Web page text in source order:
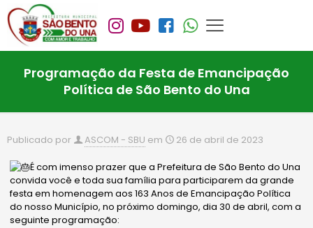
Programação da Festa de Emancipação
Política de São Bento do Una
Publicado por ASCOM - SBU em 26 de abril de 2023
É com imenso prazer que a Prefeitura de São Bento do Una
convida você e toda sua família para participarem da grande
festa em homenagem aos 163 Anos de Emancipação Política
do nosso Município, no próximo domingo, dia 30 de abril, com a
seguinte programação: